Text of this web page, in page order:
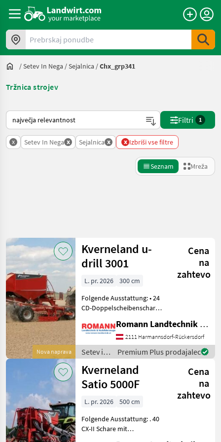
Prebrskaj ponudbe
/Setev In Nega /Sejalnica /Chx_grp341
Tržnica strojev
Tako je razvrščeno na Landwirt.com
Filtri 1
x Setev In Nega x Sejalnica x x Izbriši vse filtre
Seznam Mreža
Kategorija 3 Država Filtri
TRENUTNA
POT
Kmetijska
tehnika
Setev
Nega
Sejalnica
KATEGORIJO
Amazone
Horsch
35
Ponastavi
Prikaži
rezultatov
Nova naprava
Kverneland u-
drill 3001
Cena
na
zahtevo
L. pr. 2026
300 cm
Folgende Ausstattung: • 24
CD-Doppelscheibenschare
Frontreifenpacker mit 3
Druckluftbremse, EU-
Straßenzulassung • Hydr.
Spu
Romann Landtechnik & Nutzfahrzeuge e.U.
2111 Harmannsdorf-Rückersdorf
Setev in
nega /
Kverneland
Premium Plus prodajalec
Kverneland
Satio 5000F
Cena
na
zahtevo
L. pr. 2026
500 cm
Folgende Ausstattung: . 40
CX-II Schare mit